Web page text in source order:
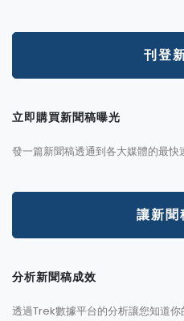
刊登
立即購買新聞稿曝光
發一篇新聞稿透通到各大媒體的最快
讓新聞
分析新聞稿成效
透過Trek數據平台的分析讓您知道你